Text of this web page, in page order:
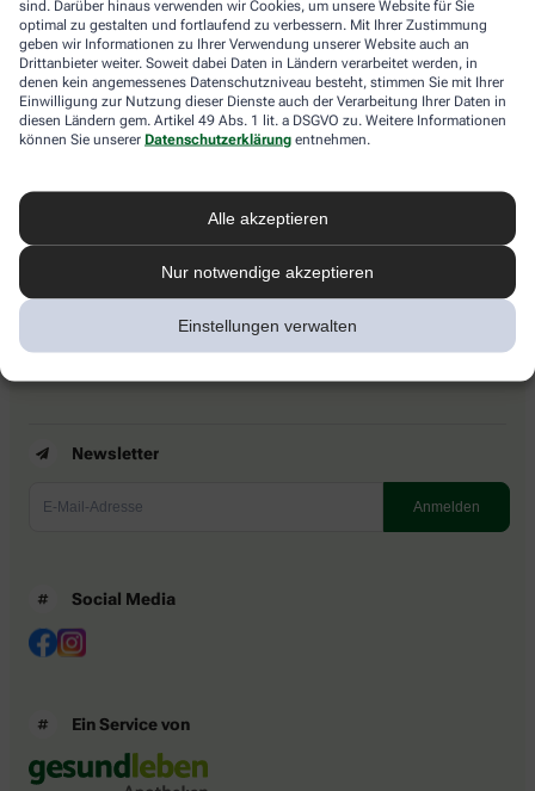
sind. Darüber hinaus verwenden wir Cookies, um unsere Website für Sie
optimal zu gestalten und fortlaufend zu verbessern. Mit Ihrer Zustimmung
geben wir Informationen zu Ihrer Verwendung unserer Website auch an
Drittanbieter weiter. Soweit dabei Daten in Ländern verarbeitet werden, in
denen kein angemessenes Datenschutzniveau besteht, stimmen Sie mit Ihrer
Einwilligung zur Nutzung dieser Dienste auch der Verarbeitung Ihrer Daten in
diesen Ländern gem. Artikel 49 Abs. 1 lit. a DSGVO zu. Weitere Informationen
können Sie unserer Datenschutzerklärung entnehmen.
Alle akzeptieren
Nur notwendige akzeptieren
Einstellungen verwalten
Lieferarten
Abholung in der Apotheke
Botendienstlieferung
apotheke.com Informationen
Newsletter
Barrierefreiheitserklärung
Newsletter
Social Media
Ein Service von